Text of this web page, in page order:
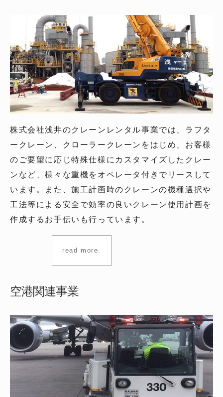
株式会社浅井のクレーンレンタル事業では、ラフタ
ークレーン、クローラークレーンをはじめ、お客様
のご要望に応じ特殊仕様にカスタマイズしたクレー
ンなど、様々な重機をオペレータ付きでリースして
います。また、施工計画時のクレーンの機種選択や
工法等による安全で効率の良いクレーン使用計画を
作成するお手伝いも行っています。
read more.
空港関連事業